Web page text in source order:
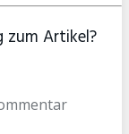
zum Artikel?